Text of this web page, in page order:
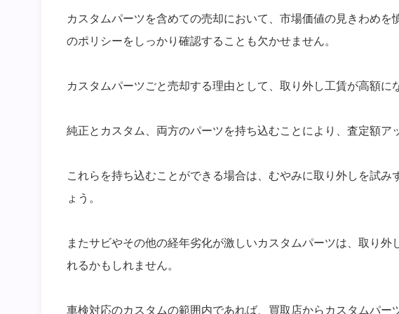
カスタムパーツを含めての売却において、市場価値の見きわめ
のポリシーをしっかり確認することも欠かせません。
カスタムパーツごと売却する理由として、取り外し工賃が高額に
純正とカスタム、両方のパーツを持ち込むことにより、査定額ア
これらを持ち込むことができる場合は、むやみに取り外しを試
ょう。
またサビやその他の経年劣化が激しいカスタムパーツは、取り
れるかもしれません。
車検対応のカスタムの範囲内であれば、買取店からカスタムパー